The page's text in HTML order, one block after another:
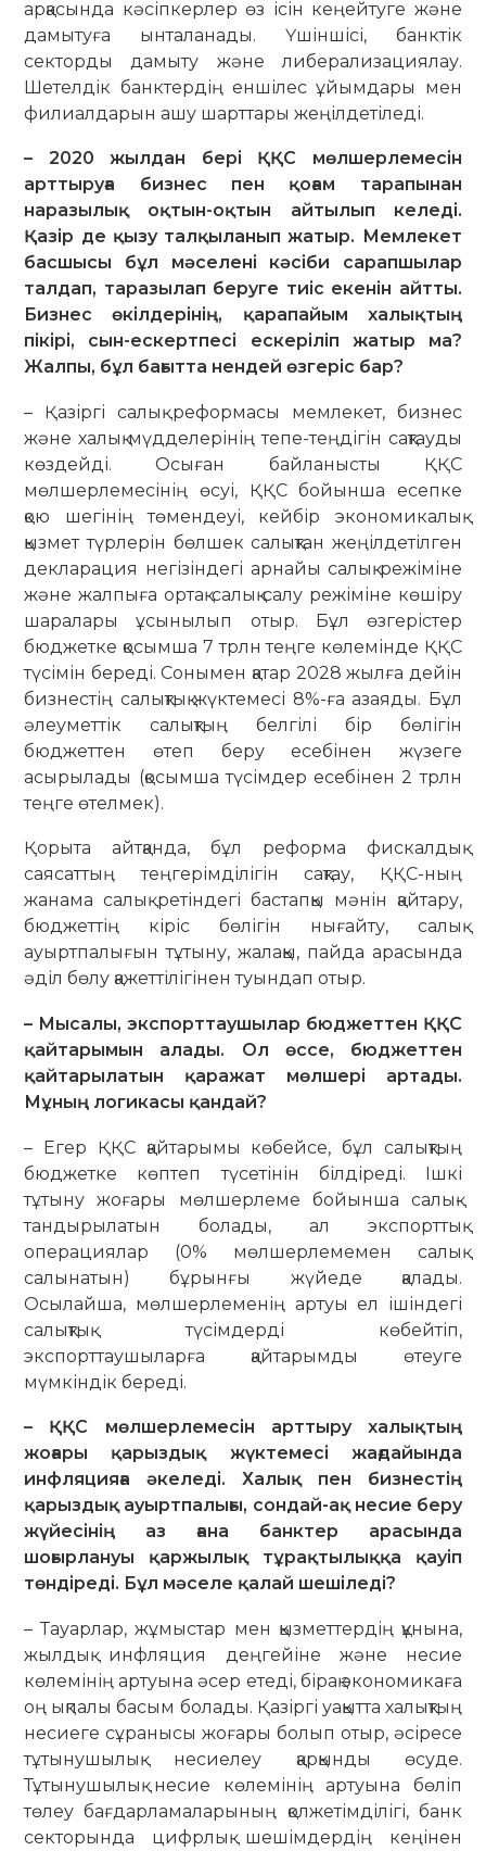
арқасында кәсіпкерлер өз ісін кеңейтуге және
дамытуға ынталанады. Үшіншісі, банктік
секторды дамыту және либерализациялау.
Шетелдік банктердің еншілес ұйым­дары мен
филиалдарын ашу шарттары жеңілдетіледі.
– 2020 жылдан бері ҚҚС мөлшер­лемесін
арттыруға бизнес пен қоғам тарапынан
наразылық оқтын-оқтын айтылып келеді.
Қазір де қызу талқыланып жатыр. Мемлекет
бас­шысы бұл мәселені кәсіби сарапшы­лар
талдап, таразылап беруге тиіс еке­нін айтты.
Бизнес өкілдерінің, қара­пайым халықтың
пікірі, сын-ес­керт­песі ескеріліп жатыр ма?
Жалпы, бұл бағытта нендей өзгеріс бар?
– Қазіргі салық реформасы мемлекет, бизнес
және халық мүдделерінің тепе-теңдігін сақтауды
көздейді. Осыған байланысты ҚҚС
мөлшерлемесінің өсуі, ҚҚС бойынша есепке
қою шегінің төмендеуі, кейбір экономикалық
қызмет түрлерін бөлшек салықтан жеңілдетілген
декларация негізіндегі арнайы салық режіміне
және жалпыға ортақ салық салу режіміне көшіру
шара­лары ұсынылып отыр. Бұл өзгеріс­тер
бюджетке қосымша 7 трлн теңге көлемінде ҚҚС
түсімін береді. Сонымен қатар 2028 жылға дейін
бизнестің салықтық жүктемесі 8%-ға азаяды. Бұл
әлеуметтік салықтың белгілі бір бөлігін
бюджеттен өтеп беру есебінен жүзеге
асырылады (қосымша түсімдер есебінен 2 трлн
теңге өтелмек).
Қорыта айтқанда, бұл реформа фискалдық
саясаттың теңгерімділігін сақтау, ҚҚС-ның
жанама салық ретін­дегі бастапқы мәнін қайтару,
бюджеттің кіріс бөлігін нығайту, салық
ауыртпалығын тұтыну, жалақы, пайда арасында
әділ бөлу қажеттілігінен туындап отыр.
– Мысалы, экспорттаушылар бюджеттен ҚҚС
қайтарымын алады. Ол өссе, бюджеттен
қайтарылатын қаражат мөлшері артады.
Мұның логикасы қандай?
– Егер ҚҚС қайтарымы көбей­се, бұл салықтың
бюджетке көптеп түсе­тінін білдіреді. Ішкі
тұтыну жоғары мөлшерлеме бойынша салық­
тандырылатын болады, ал экспорттық
операциялар (0% мөлшерлемемен салық
салынатын) бұрынғы жүйеде қалады.
Осылайша, мөлшерлеменің артуы ел ішіндегі
салықтық түсімдерді көбей­тіп,
экспорттаушыларға қай­тарым­ды өтеуге
мүмкіндік береді.
– ҚҚС мөлшерлемесін арттыру халықтың
жоғары қарыздық жүктемесі жағдайында
инфляцияға әкеледі. Халық пен бизнестің
қарыз­дық ауыртпалығы, сондай-ақ несие беру
жүйесінің аз ғана банктер арасында
шоғырлануы қаржылық тұрақтылыққа қауіп
төндіреді. Бұл мәселе қалай шешіледі?
– Тауарлар, жұмыстар мен қызмет­тердің құнына,
жылдық инфляция деңгейіне және несие
көлемінің артуына әсер етеді, бірақ экономикаға
оң ықпалы басым болады. Қазіргі уақытта халықтың
несиеге сұранысы жоғары болып отыр, әсіресе
тұтынушылық несиелеу қарқынды өсуде.
Тұтынушылық несие көлемінің артуына бөліп
төлеу бағдарламаларының қолжетімділігі, банк
секторында цифрлық шешімдердің кеңінен